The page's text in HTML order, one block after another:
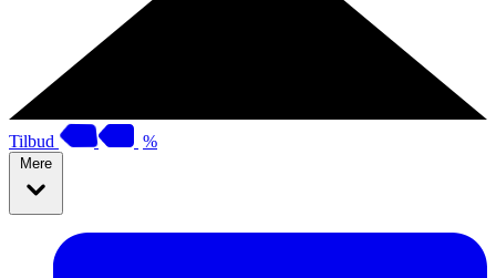
Tilbud %
Mere